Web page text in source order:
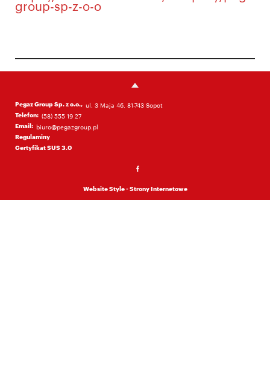
group-sp-z-o-o
Pegaz Group Sp. z o.o., ul. 3 Maja 46, 81-743 Sopot
Telefon: (58) 555 19 27
Email: biuro@pegazgroup.pl
Regulaminy
Certyfikat SUS 3.0
Website Style - Strony Internetowe